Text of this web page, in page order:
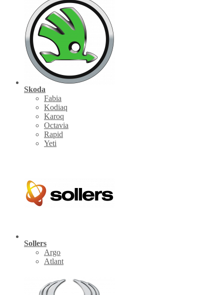
Skoda
Fabia
Kodiaq
Karoq
Octavia
Rapid
Yeti
Sollers
Argo
Atlant